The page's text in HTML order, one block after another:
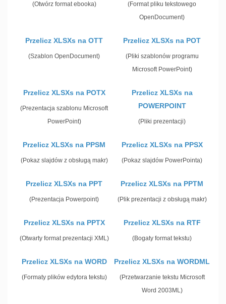
(Otwórz format ebooka)
(Format pliku tekstowego
OpenDocument)
Przelicz XLSXs na OTT
(Szablon OpenDocument)
Przelicz XLSXs na POT
(Pliki szablonów programu
Microsoft PowerPoint)
Przelicz XLSXs na POTX
(Prezentacja szablonu Microsoft
PowerPoint)
Przelicz XLSXs na
POWERPOINT
(Pliki prezentacji)
Przelicz XLSXs na PPSM
(Pokaz slajdów z obsługą makr)
Przelicz XLSXs na PPSX
(Pokaz slajdów PowerPointa)
Przelicz XLSXs na PPT
(Prezentacja Powerpoint)
Przelicz XLSXs na PPTM
(Plik prezentacji z obsługą makr)
Przelicz XLSXs na PPTX
(Otwarty format prezentacji XML)
Przelicz XLSXs na RTF
(Bogaty format tekstu)
Przelicz XLSXs na WORD
(Formaty plików edytora tekstu)
Przelicz XLSXs na WORDML
(Przetwarzanie tekstu Microsoft
Word 2003ML)